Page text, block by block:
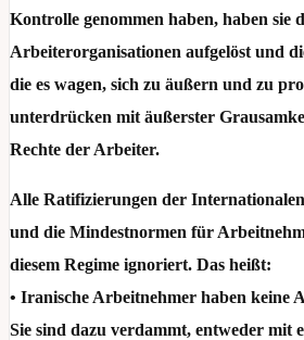
Kontrolle genommen haben, haben sie
Arbeiterorganisationen aufgelöst und
die es wagen, sich zu äußern und zu
unterdrücken mit äußerster
Rechte der Arbeiter.
Alle Ratifizierungen der
und die Mindestnormen für
diesem Regime ignoriert. Das heißt:
• Iranische Arbeitnehmer haben keine
Sie sind dazu verdammt, entweder mit